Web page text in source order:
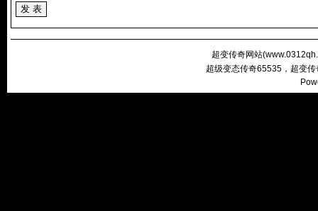
超变传奇网站(
超级变态传奇65535，超变